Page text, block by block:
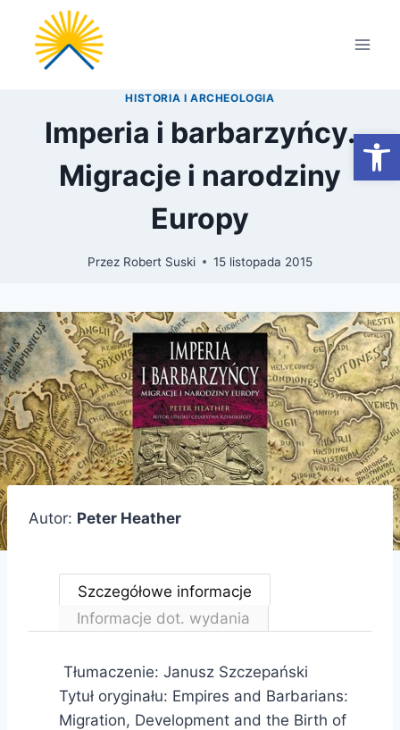
Przejdź
treści
HISTORIA I ARCHEOLOGIA
Imperia i barbarzyńcy.
Migracje i narodziny
Europy
Przez Robert Suski 15 listopada 2015
Autor: Peter Heather
Szczegółowe informacje
Informacje dot. wydania
Tłumaczenie: Janusz Szczepański
Tytuł oryginału: Empires and Barbarians:
Migration, Development and the Birth of